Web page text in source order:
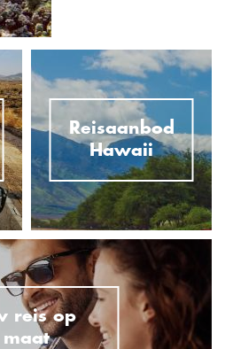
Reisaanbod
Hawaii
reis op
maat